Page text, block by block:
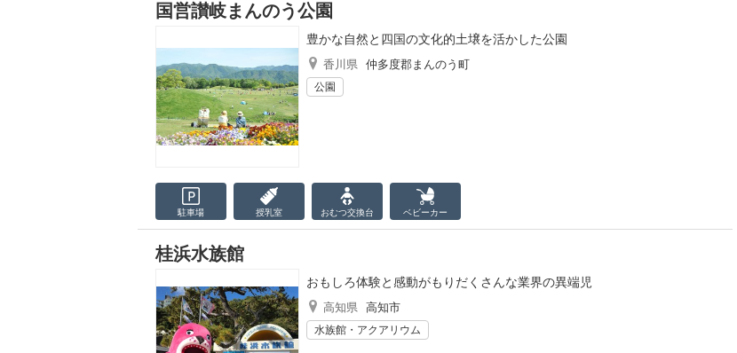
国営讃岐まんのう公園
豊かな自然と四国の文化的土壌を活かした公園
香川県 仲多度郡まんのう町
公園
駐車場 授乳室 おむつ交換台 ベビーカー
桂浜水族館
おもしろ体験と感動がもりだくさんな業界の異端児
高知県 高知市
水族館・アクアリウム